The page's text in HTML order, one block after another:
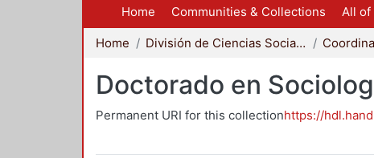
Home Communities & Collections All of
Home División de Ciencias Sociales y Humanidades
Doctorado en
Permanent URI for this collectionhttps://